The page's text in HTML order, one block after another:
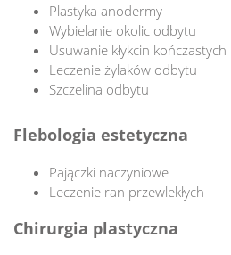
Plastyka anodermy
Wybielanie okolic odbytu
Usuwanie kłykcin kończastych
Leczenie żylaków odbytu
Szczelina odbytu
Flebologia estetyczna
Pajączki naczyniowe
Leczenie ran przewlekłych
Chirurgia plastyczna